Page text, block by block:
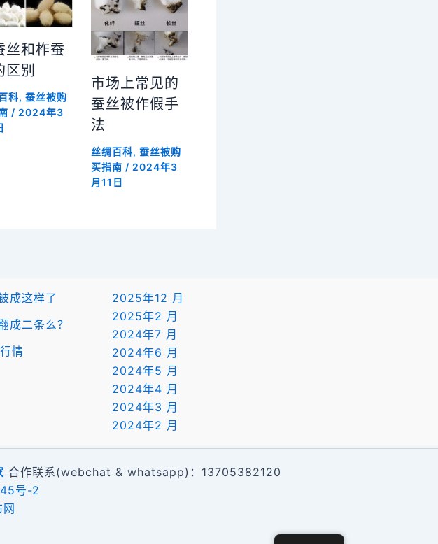
丝和柞蚕
区别
科, 蚕丝被购
/ 2024年3
市场上常见的
蚕丝被作假手
法
丝绸百科,蚕丝被购
买指南 / 2024年3
月11日
成这样了
成二条么？
情
2025年12 月
2025年2 月
2024年7 月
2024年6 月
2024年5 月
2024年4 月
2024年3 月
2024年2 月
合作联系(webchat & whatsapp)：13705382120
号-2